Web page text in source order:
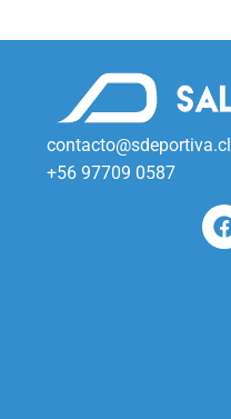
contacto@sdeportiva.cl
+56 97709 0587